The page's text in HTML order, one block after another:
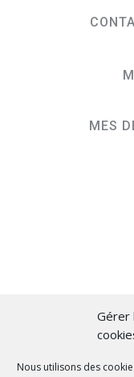
Gérer
Nous utilisons des
MES